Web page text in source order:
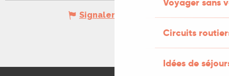
Circuits
Idées de
Signaler une erreur